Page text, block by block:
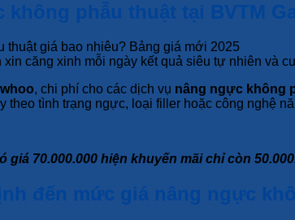
không phẫu thuật tại BVTM
xin căng xinh mỗi ngày kết quả siêu tự nhiên và
, chi phí cho các dịch vụ nâng ngực không
theo tình trạng ngực, loại filler hoặc công nghệ
70.000.000 hiện khuyến mãi chỉ còn
đến mức giá nâng ngực